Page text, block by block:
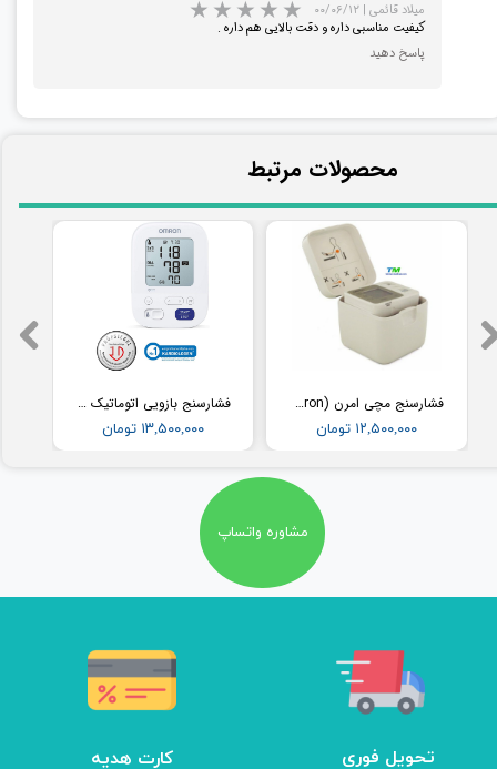
★★★★
★★★★
★★★ ★
میلاد قائمی | ۰۰/۰۶/۱۲
کیفیت مناسبی داره و دقت بالایی هم داره .
پاسخ دهید
فشارسنج بازویی اتوماتیک با کاف پهن امرن (OMRON) مدل M3
۱۳,۵۰۰,۰۰۰ تومان
فشارسنج مچی امرن (Omron) مدل RS2
۱۲,۵۰۰,۰۰۰ تومان
​محصولات مرتبط
مشاوره واتساپ
تحویل فوری کارت هدیه